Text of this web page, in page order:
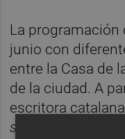
La programación
junio con
entre la Casa de
de la ciudad. A
escritora catalana
sueño de Gaudí